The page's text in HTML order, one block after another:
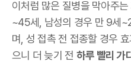
이처럼 많은 질병을 막아주
~45세, 남성의 경우 만 9세
며, 성 접촉 전 접종할 경우
으니 더 늦기 전 하루 빨리 가